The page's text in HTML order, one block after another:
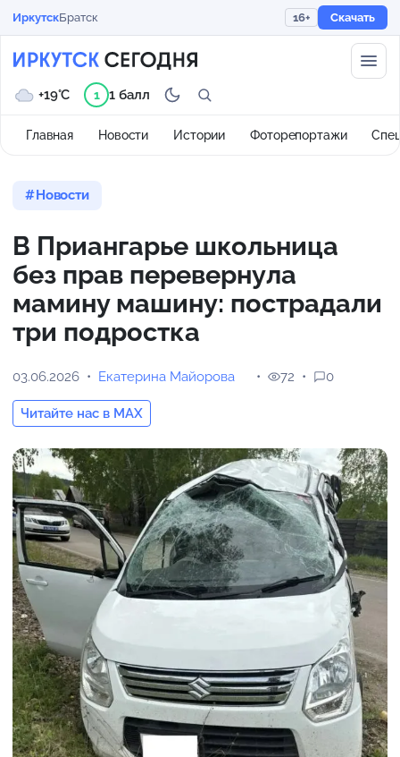
ИркутскБратск 16+ Скачать
Главная Новости Истории Фоторепортажи
+19°C 1 1 балл
Новости
В Приангарье школьница
без прав перевернула
мамину машину: пострадали
три подростка
03.06.2026 Екатерина Майорова
Читайте нас в MAX
72 0